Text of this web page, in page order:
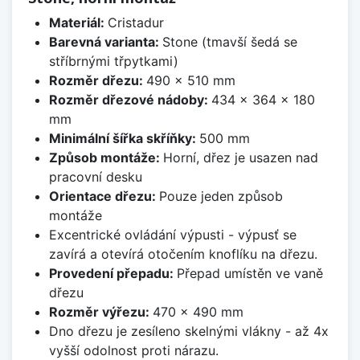
Materiál: Cristadur
Barevná varianta: Stone (tmavší šedá se
stříbrnými třpytkami)
Rozměr dřezu: 490 x 510 mm
Rozměr dřezové nádoby: 434 x 364 x 180
mm
Minimální šířka skříňky: 500 mm
Způsob montáže: Horní, dřez je usazen nad
pracovní desku
Orientace dřezu: Pouze jeden způsob
montáže
Excentrické ovládání výpusti - výpusť se
zavírá a otevírá otočením knoflíku na dřezu.
Provedení přepadu: Přepad umístěn ve vaně
dřezu
Rozměr výřezu: 470 x 490 mm
Dno dřezu je zesíleno skelnými vlákny - až 4x
vyšší odolnost proti nárazu.